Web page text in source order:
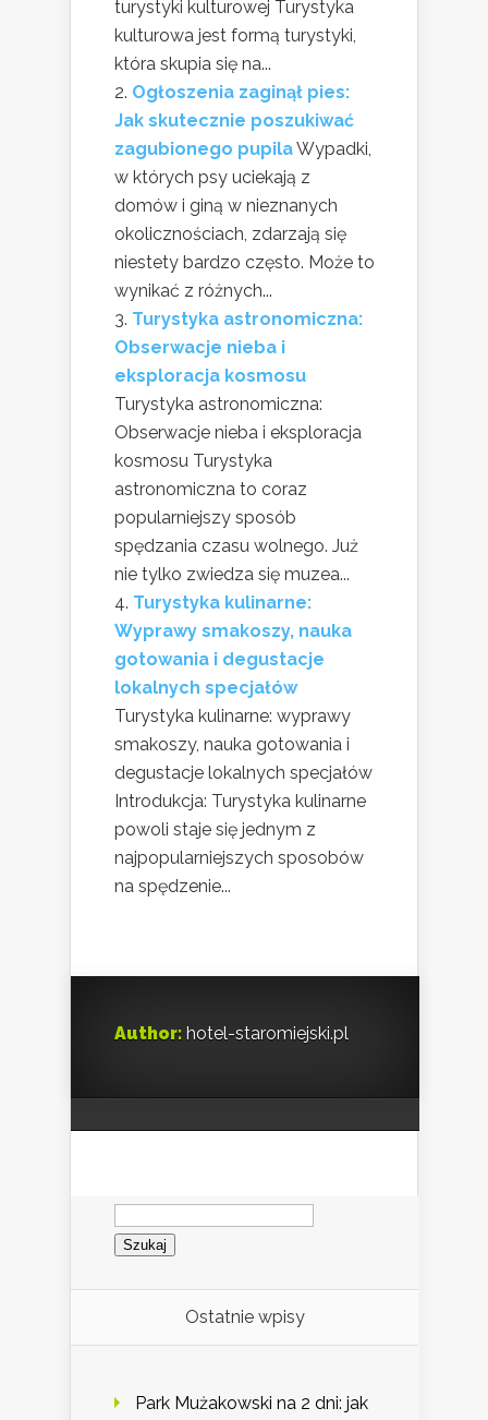
turystyki kulturowej Turystyka
kulturowa jest formą turystyki,
która skupia się na...
Ogłoszenia zaginął pies:
Jak skutecznie poszukiwać
zagubionego pupilaWypadki,
w których psy uciekają z
domów i giną w nieznanych
okolicznościach, zdarzają się
niestety bardzo często. Może to
wynikać z różnych...
Turystyka astronomiczna:
Obserwacje nieba i
eksploracja kosmosu
Turystyka astronomiczna:
Obserwacje nieba i eksploracja
kosmosu Turystyka
astronomiczna to coraz
popularniejszy sposób
spędzania czasu wolnego. Już
nie tylko zwiedza się muzea...
Turystyka kulinarne:
Wyprawy smakoszy, nauka
gotowania i degustacje
lokalnych specjałów
Turystyka kulinarne: wyprawy
smakoszy, nauka gotowania i
degustacje lokalnych specjałów
Introdukcja: Turystyka kulinarne
powoli staje się jednym z
najpopularniejszych sposobów
na spędzenie...
Author: hotel-staromiejski.pl
Szukaj:
Ostatnie wpisy
Park Mużakowski na 2 dni: jak